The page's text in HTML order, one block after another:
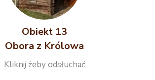
Obiekt 13
Obora z Królowa
Kliknij żeby odsłuchać